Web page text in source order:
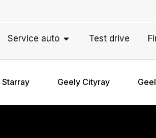
Service auto OPEN SERVICE
Test drive
Starray Geely Cityray